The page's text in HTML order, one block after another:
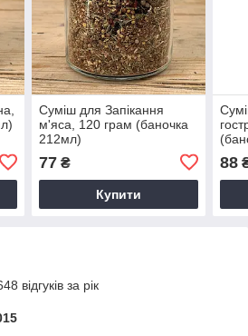
Суміш для Запікання
м'яса, 120 грам (баночка
212мл)
77₴
Купити
88
відгуків за рік